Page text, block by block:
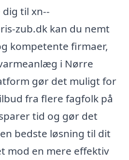
til xn--
zub.dk kan du nemt
kompetente firmaer,
i Nørre
gør det muligt for
fra flere fagfolk på
tid og gør det
bedste løsning til dit
mod en mere effektiv